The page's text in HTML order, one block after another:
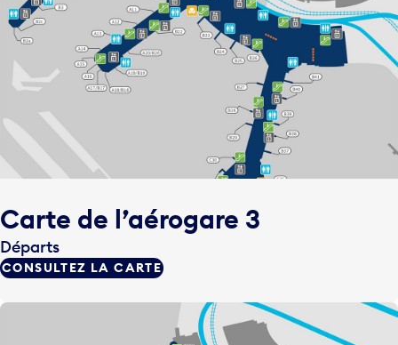
Carte de l’aérogare 3
Départs
CONSULTEZ LA CARTE